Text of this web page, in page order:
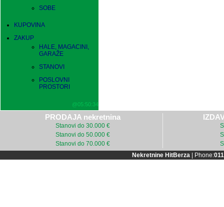
SOBE
KUPOVINA
ZAKUP
HALE, MAGACINI,
GARAŽE
STANOVI
POSLOVNI
PROSTORI
@05:50:34
PRODAJA nekretnina
Stanovi do 30.000 €
Stanovi do 50.000 €
Stanovi do 70.000 €
Nekretnine HitBerza| Phone: